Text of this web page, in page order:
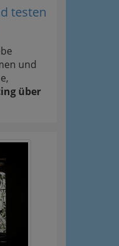
testen
und
über